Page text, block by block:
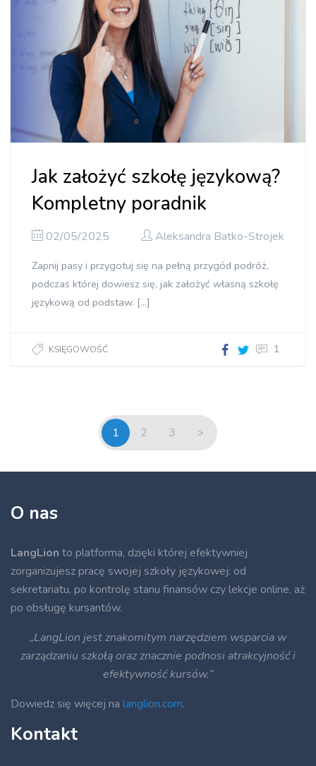
Jak założyć szkołę językową?
Kompletny poradnik
02/05/2025 Aleksandra Batko-Strojek
Zapnij pasy i przygotuj się na pełną przygód podróż,
podczas której dowiesz się, jak założyć własną szkołę
językową od podstaw. […]
KSIĘGOWOŚĆ 1
1 2 3 >
O nas
LangLion to platforma, dzięki której efektywniej
zorganizujesz pracę swojej szkoły językowej: od
sekretariatu, po kontrolę stanu finansów czy lekcje online, aż
po obsługę kursantów.
„LangLion jest znakomitym narzędziem wsparcia w
zarządzaniu szkołą oraz znacznie podnosi atrakcyjność i
efektywność kursów.”
Dowiedz się więcej na langlion.com.
Kontakt